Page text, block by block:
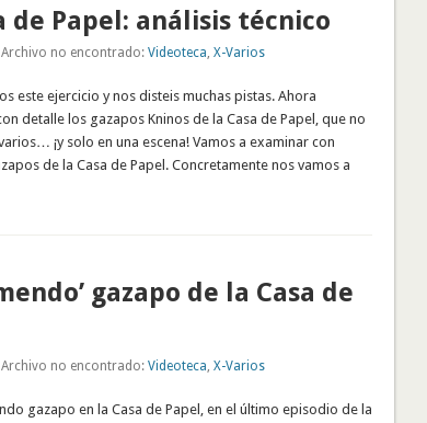
de Papel: análisis técnico
Archivo no encontrado:Videoteca ,X-Varios
este ejercicio y nos disteis muchas pistas. Ahora
detalle los gazapos Kninos de la Casa de Papel, que no
¡y solo en una escena! Vamos a examinar con
de la Casa de Papel. Concretamente nos vamos a
gazapo de la Casa de
Archivo no encontrado:Videoteca,X-Varios
gazapo en la Casa de Papel, en el último episodio de la